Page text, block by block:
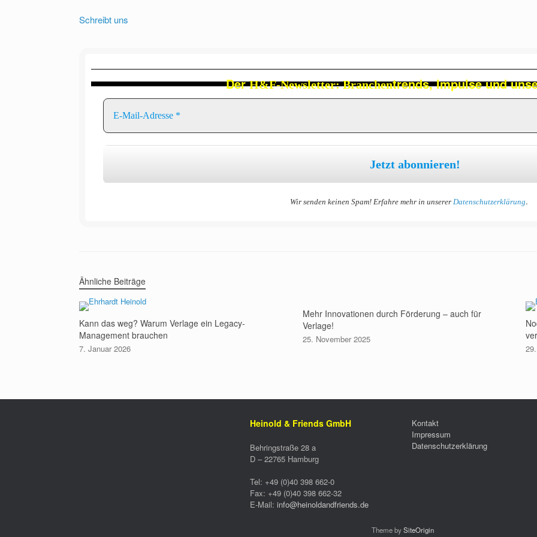
Schreibt uns
DerH&F-Newsletter: Branchentrends, Impulse und
Wir senden keinen Spam! Erfahre mehr in unserer Datenschutzerklärung.
Ähnliche Beiträge
Kann das weg? Warum Verlage ein Legacy-
Management brauchen
7. Januar 2026
Mehr Innovationen durch Förderung – auch für
Verlage!
25. November 2025
Heinold & Friends GmbH
Behringstraße 28 a
D –22765 Hamburg
Tel: +49 (0)40 398 662-0
Fax: +49 (0)40 398 662-32
E-Mail: info@heinoldandfriends.de
Kontakt
Impressum
Datenschutzerklärung
Theme bySiteOrigin